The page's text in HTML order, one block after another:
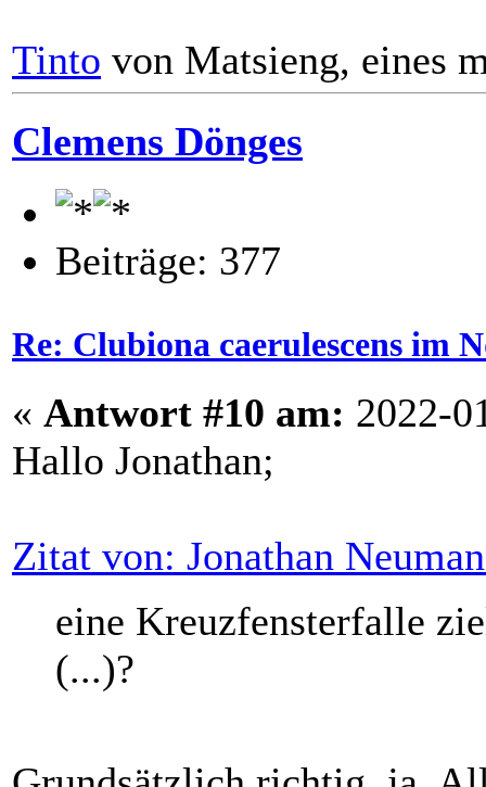
Tinto von Matsieng, eines
Clemens Dönges
Beiträge: 377
Re: Clubiona caerulescens im
« Antwort #10 am: 2022-
Hallo Jonathan;
Zitat von: Jonathan
eine Kreuzfensterfalle
(...)?